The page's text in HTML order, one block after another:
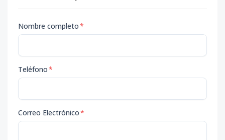
Nombre completo*
Teléfono*
Correo Electrónico*